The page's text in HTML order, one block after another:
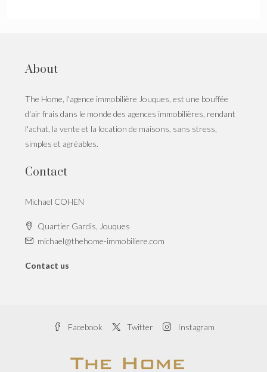
About
The Home, l'agence immobilière Jouques, est une bouffée
d'air frais dans le monde des agences immobilières, rendant
l'achat, la vente et la location de maisons, sans stress,
simples et agréables.
Contact
Michael COHEN
Quartier Gardis, Jouques
michael@thehome-immobiliere.com
Contact us
Facebook Twitter Instagram